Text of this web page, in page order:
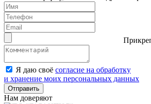
Я даю своё согласие на обработку
и хранение моих персональных данных
Отправить
Нам доверяют